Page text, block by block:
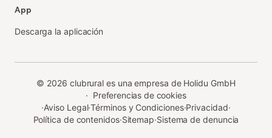
App
Descarga la aplicación
© 2026 clubrural es una empresa de Holidu GmbH
· Preferencias de cookies
·Aviso Legal·Términos y Condiciones·Privacidad·
Política de contenidos·Sitemap·Sistema de denuncia